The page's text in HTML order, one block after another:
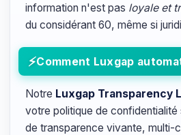
information n'est pas loyale et
du considérant 60, même si
Comment Luxgap
Notre Luxgap Transparency
votre politique de confidentialité
de transparence vivante, multi-